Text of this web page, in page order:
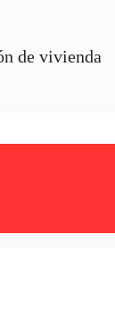
de vivienda